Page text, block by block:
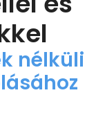
nélküli